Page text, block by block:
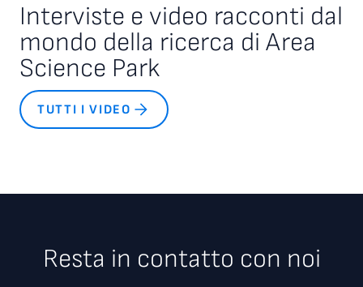
Interviste e video racconti dal
mondo della ricerca di Area
Science Park
TUTTI I VIDEO
Resta in contatto con noi